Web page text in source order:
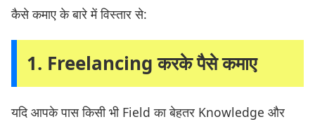
कैसे कमाए के बारे में विस्तार से:
1. Freelancing करके पैसे कमाए
यदि आपके पास किसी भी Field का बेहतर Knowledge और